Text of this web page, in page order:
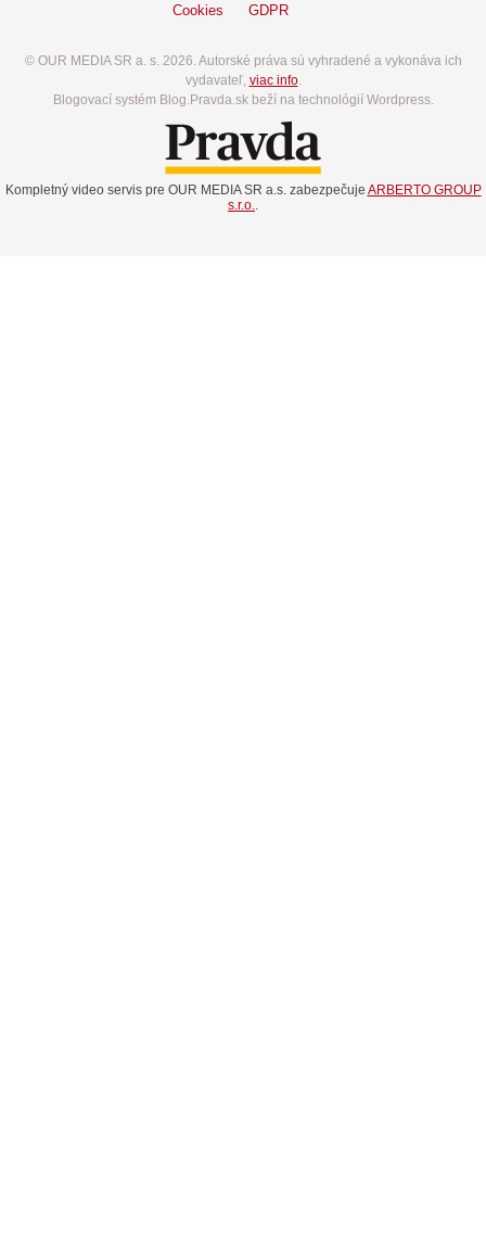
Cookies GDPR
© OUR MEDIA SR a. s. 2026. Autorské práva sú vyhradené a vykonáva ich
vydavateľ, viac info.
Blogovací systém Blog.Pravda.sk beží na technológií Wordpress.
Kompletný video servis pre OUR MEDIA SR a.s. zabezpečuje ARBERTO GROUP
s.r.o.